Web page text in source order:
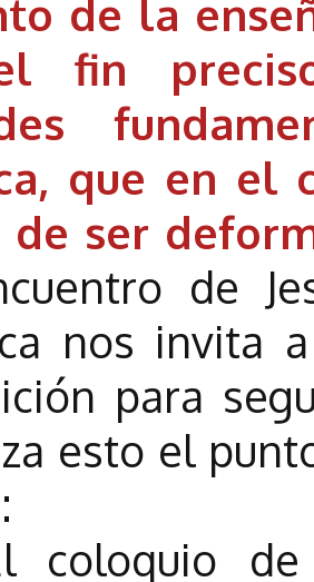
de la
fin
que en el
de ser
de
nos invita
para
esto el
coloquio